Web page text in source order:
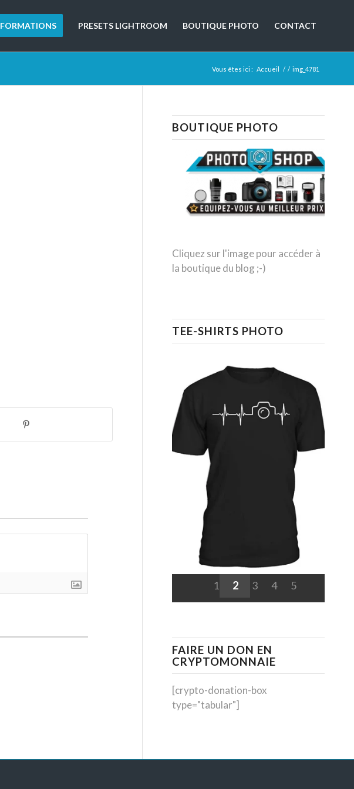
FORMATIONS PRESETS LIGHTROOM BOUTIQUE PHOTO CONTACT
Vous êtes ici : Accueil / / img_4781
BOUTIQUE PHOTO
Cliquez sur l'image pour accéder à
la boutique du blog ;-)
TEE-SHIRTS PHOTO
1 2 3 4 5
FAIRE UN DON EN
CRYPTOMONNAIE
[crypto-donation-box
type="tabular"]